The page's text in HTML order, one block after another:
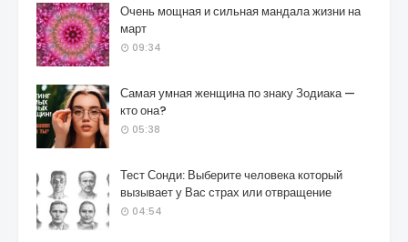
Очень мощная и сильная мандала жизни на
март
09:34
Самая умная женщина по знаку Зодиака —
кто она?
05:38
Тест Сонди: Выберите человека который
вызывает у Вас страх или отвращение
04:54